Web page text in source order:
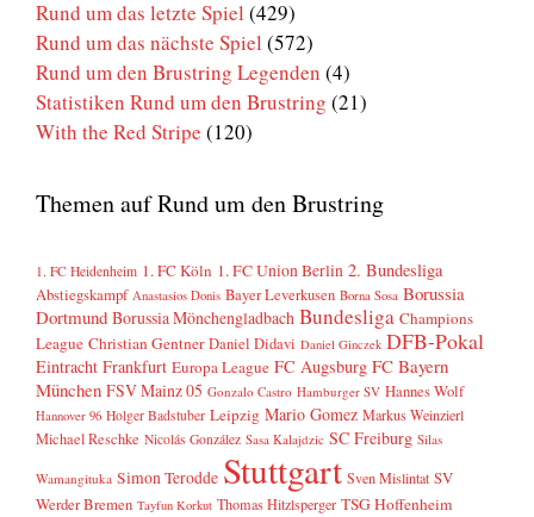
Rund um das letzte Spiel (429)
Rund um das nächste Spiel (572)
Rund um den Brustring Legenden (4)
Statistiken Rund um den Brustring (21)
With the Red Stripe (120)
Themen auf Rund um den Brustring
1. FC Heidenheim 1. FC Köln 1. FC Union Berlin 2. Bundesliga
Abstiegskampf Anastasios Donis Bayer Leverkusen Borna Sosa Borussia
Dortmund Borussia Mönchengladbach Bundesliga Champions
League Christian Gentner Daniel Didavi Daniel Ginczek DFB-Pokal
Eintracht Frankfurt Europa League FC Augsburg FC Bayern
München FSV Mainz 05 Gonzalo Castro Hamburger SV Hannes Wolf
Hannover 96 Holger Badstuber Leipzig Mario Gomez Markus Weinzierl
Michael Reschke Nicolás González Sasa Kalajdzic SC Freiburg Silas
Wamangituka Simon Terodde Stuttgart Sven Mislintat SV
Werder Bremen Tayfun Korkut Thomas Hitzlsperger TSG Hoffenheim